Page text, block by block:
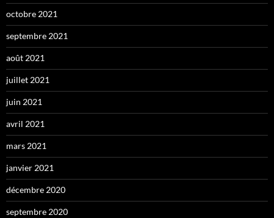
octobre 2021
septembre 2021
août 2021
juillet 2021
juin 2021
avril 2021
mars 2021
janvier 2021
décembre 2020
septembre 2020